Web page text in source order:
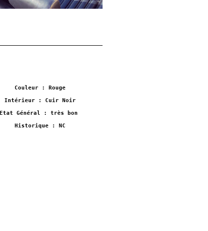
Couleur : Rouge
Intérieur : Cuir Noir
Etat Général : très bon
Historique : NC